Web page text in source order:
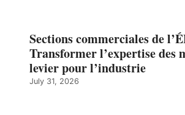
Sections commerciales de
Transformer l’expertise des
levier pour l’industrie
July 31, 2026